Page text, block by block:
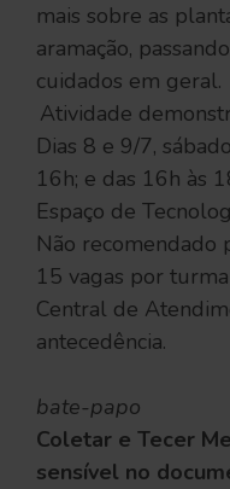
mais sobre as
aramação,
cuidados em geral.
Atividade
Dias 8 e 9/7,
16h; e das 16h às
Espaço de
Não recomendado
15 vagas por
Central de
antecedência.
bate-papo
Coletar e Tecer
sensível no